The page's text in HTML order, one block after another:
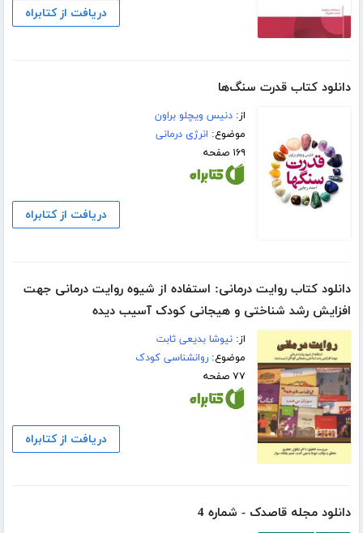
دریافت از کتابراه
دانلود کتاب قدرت سنگ‌ها
از:دنیس ویچلو براون
موضوع: انرژی درمانی
۱۶۹ صفحه
دریافت از کتابراه
دانلود کتاب روایت درمانی: استفاده از شیوه روایت درمانی جهت
افزایش رشد شناختی و هیجانی کودک آسیب دیده
از:نیوشا بدیعی ثابت
موضوع:روانشناسی کودک
۷۷ صفحه
دریافت از کتابراه
دانلود مجله قاصدک - شماره 4